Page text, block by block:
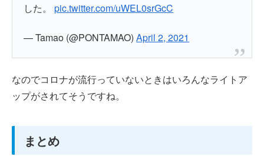
した。pic.twitter.com/uWEL0srGcC
— Tamao (@PONTAMAO)April 2, 2021
なのでコロナが流行っていないときはいろんなライトア
ップがされてそうですね。
まとめ